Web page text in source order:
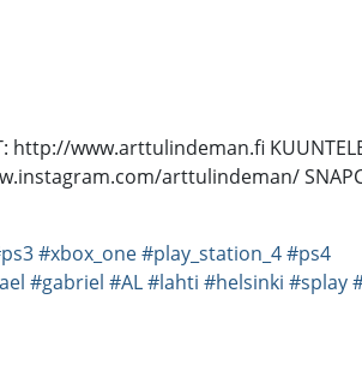
http://www.arttulindeman.fi
arttulindeman/
#xbox_one#play_station_4#ps4
#gabriel #AL#lahti #helsinki #splay